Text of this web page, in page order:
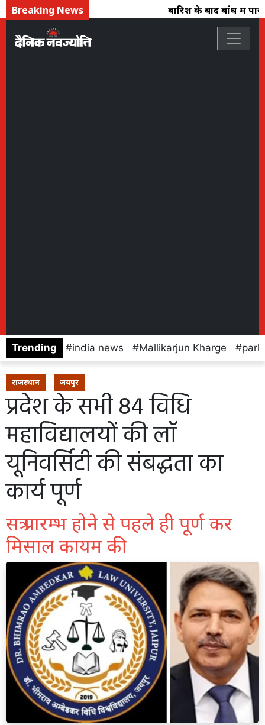
Breaking News बारिश के बाद बांध में
Trending india news Mallikarjun Kharge
राजस्थान जयपुर
प्रदेश के सभी 84 विधि
महाविद्यालयों की लॉ
यूनिवर्सिटी की संबद्धता का
कार्य पूर्ण
सत्र प्रारम्भ होने से पहले ही पूर्ण कर
मिसाल कायम की